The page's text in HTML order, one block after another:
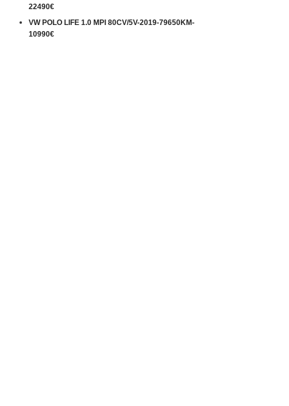
22490€
VW POLO LIFE 1.0 MPI 80CV/5V-2019-79650KM-
10990€